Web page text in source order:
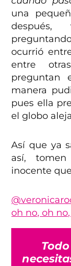
una
ocurrió
entre
preguntan
manera
pues ella
el globo
Así que ya
así,
inocente
oh no, oh